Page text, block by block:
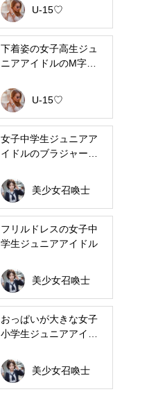
U-15♡
下着姿の女子高生ジュ
ニアアイドルのM字開
U-15♡
女子中学生ジュニアア
イドルのブラジャーグ
美少女召喚士
フリルドレスの女子中
学生ジュニアアイドル
美少女召喚士
おっぱいが大きな女子
小学生ジュニアアイド
美少女召喚士